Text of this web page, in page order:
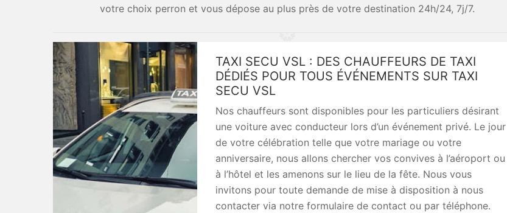
votre choix perron et vous dépose au plus près de votre destination 24h/24, 7j/7.
TAXI SECU VSL : DES CHAUFFEURS DE TAXI
DÉDIÉS POUR TOUS ÉVÉNEMENTS SUR TAXI
SECU VSL
Nos chauffeurs sont disponibles pour les particuliers désirant
une voiture avec conducteur lors d’un événement privé. Le jour
de votre célébration telle que votre mariage ou votre
anniversaire, nous allons chercher vos convives à l’aéroport ou
à l’hôtel et les amenons sur le lieu de la fête. Nous vous
invitons pour toute demande de mise à disposition à nous
contacter via notre formulaire de contact ou par téléphone.